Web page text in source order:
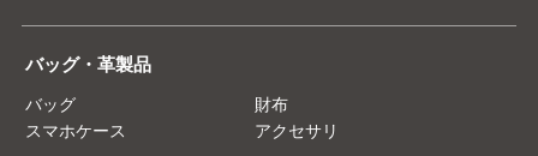
バッグ・革製品
バッグ
財布
スマホケース
アクセサリ